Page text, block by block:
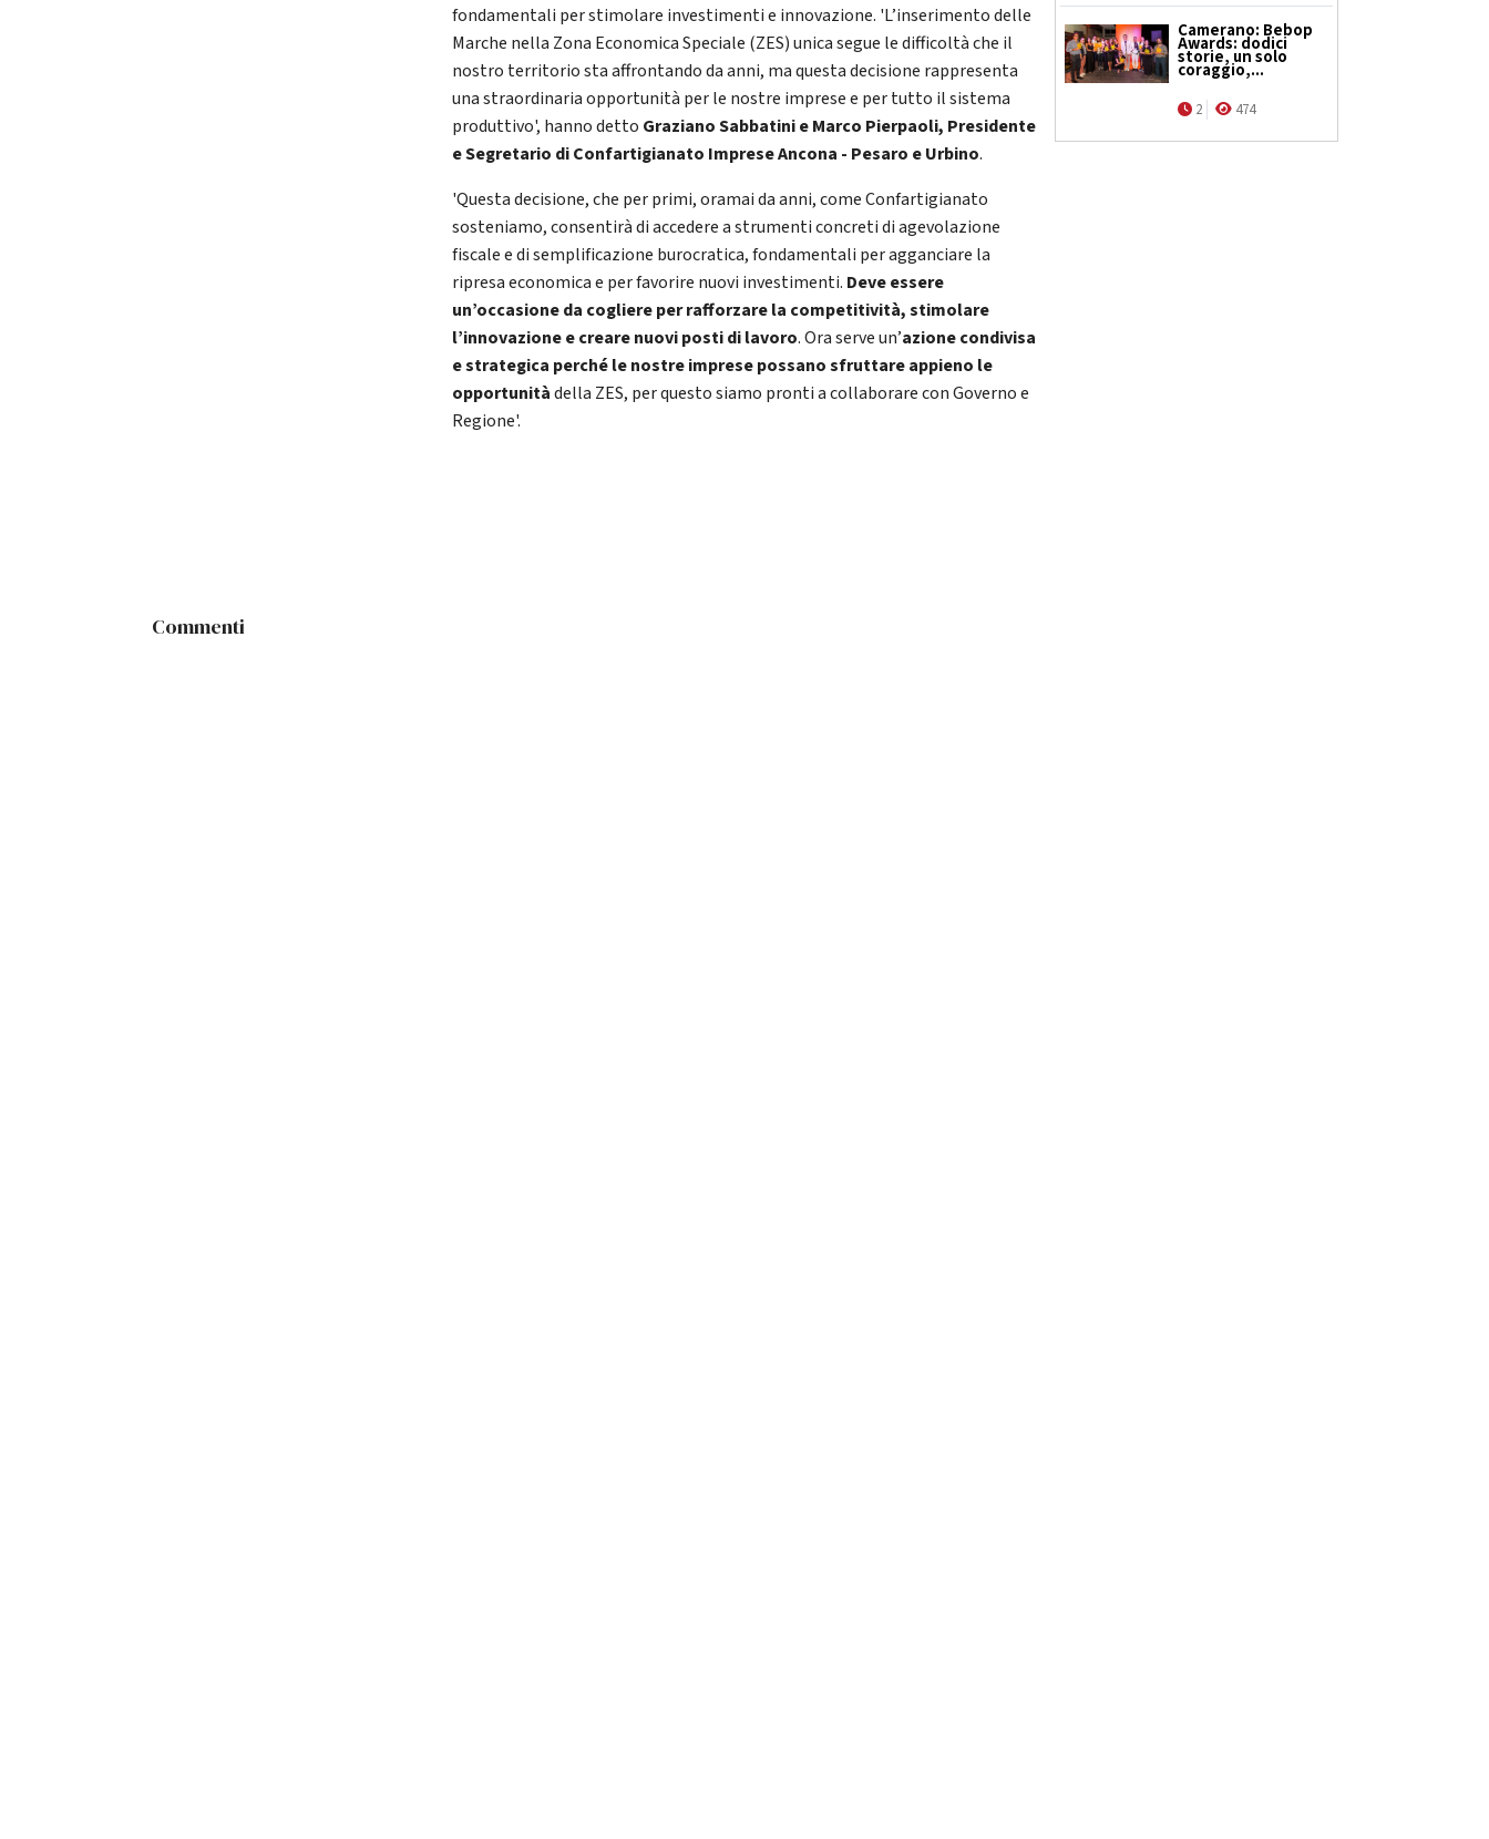
fondamentali per stimolare investimenti e innovazione. 'L’inserimento delle
Marche nella Zona Economica Speciale (ZES) unica segue le difficoltà che il
nostro territorio sta affrontando da anni, ma questa decisione rappresenta
una straordinaria opportunità per le nostre imprese e per tutto il sistema
produttivo', hanno detto Graziano Sabbatini e Marco Pierpaoli, Presidente
e Segretario di Confartigianato Imprese Ancona - Pesaro e Urbino.
'Questa decisione, che per primi, oramai da anni, come Confartigianato
sosteniamo, consentirà di accedere a strumenti concreti di agevolazione
fiscale e di semplificazione burocratica, fondamentali per agganciare la
ripresa economica e per favorire nuovi investimenti. Deve essere
un’occasione da cogliere per rafforzare la competitività, stimolare
l’innovazione e creare nuovi posti di lavoro. Ora serve un’azione condivisa
e strategica perché le nostre imprese possano sfruttare appieno le
opportunitàdella ZES, per questo siamo pronti a collaborare con Governo e
Regione'.
Camerano: Bebop
Awards: dodici
storie, un solo
coraggio,...
2 474
Commenti